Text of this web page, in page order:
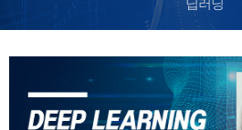
딥러닝